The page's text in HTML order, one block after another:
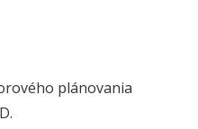
plánovania